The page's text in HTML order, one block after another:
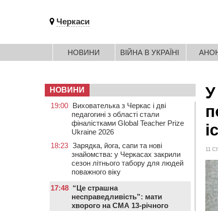
Черкаси
НОВИНИ ВІЙНА В УКРАЇНІ
11
НОВИНИ
19:00 Вихователька з Черкас і дві
педагогині з області стали
фіналістками Global Teacher Prize
Ukraine 2026
18:23 Зарядка, йога, сапи та нові
знайомства: у Черкасах закрили
сезон літнього табору для людей
поважного віку
17:48 “Це страшна
несправедливість”: мати
хворого на СМА 13-річного